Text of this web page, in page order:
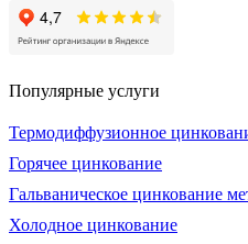
Популярные услуги
Термодиффузионное
Горячее цинкование
Гальваническое цинкование
Холодное цинкование